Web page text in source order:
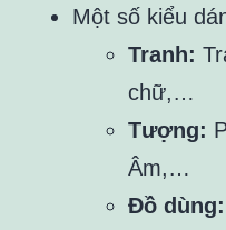
Một số kiểu
Tranh:
chữ,…
Tượng:
Âm,…
Đồ dùng: